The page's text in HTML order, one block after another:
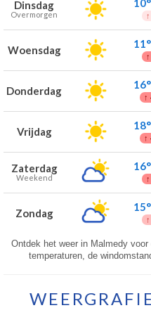
Dinsdag
Overmorgen
10°
↑
Woensdag 11°
↑
Donderdag 16°
↑
Vrijdag 18°
↑
Zaterdag
Weekend
16°
↑
Zondag 15°
↑
Ontdek het weer in Malmedy
temperaturen, de